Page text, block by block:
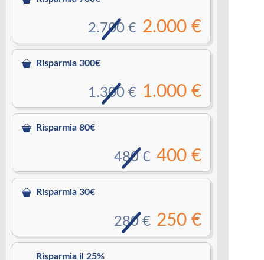
2.000 €
2.700 €
Risparmia 300€
1.000 €
1.300 €
Risparmia 80€
400 €
480 €
Risparmia 30€
250 €
280 €
Risparmia il 25%